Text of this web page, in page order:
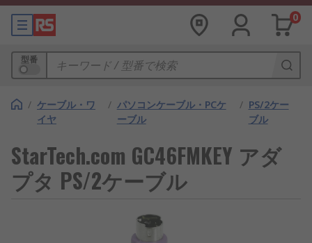
0
型番
/ ケーブル・ワ
イヤ
/ パソコンケーブル・PCケ
ーブル
/ PS/2ケー
ブル
StarTech.com GC46FMKEY アダ
プタ PS/2ケーブル